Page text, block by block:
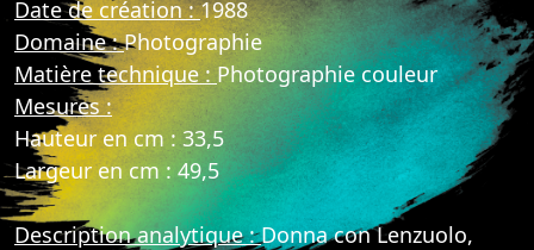
Date de création :1988
Domaine :Photographie
Matière technique : Photographie couleur
Mesures :
Hauteur en cm : 33,5
Largeur en cm : 49,5
Description analytique :Donna con Lenzuolo,